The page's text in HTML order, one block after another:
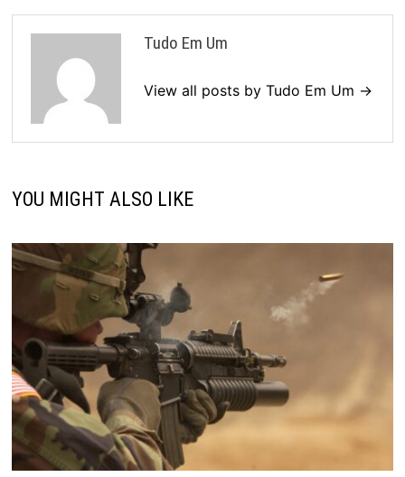
Tudo Em Um
View all posts by Tudo Em Um →
YOU MIGHT ALSO LIKE